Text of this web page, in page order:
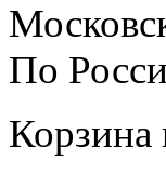
По
Корзина